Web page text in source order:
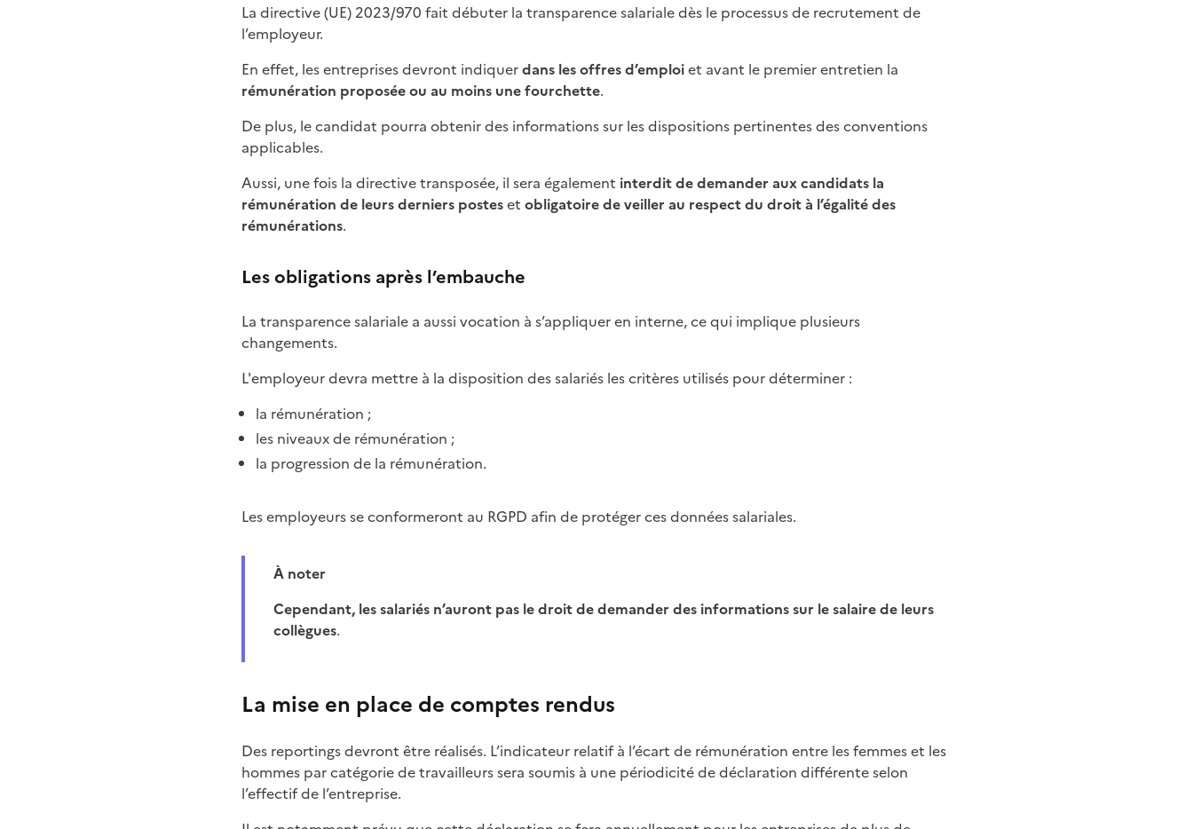
La directive (UE) 2023/970 fait débuter la transparence salariale dès le processus de recrutement de
l’employeur.
En effet, les entreprises devront indiquerdans les offres d’emploiet avant le premier entretien la
rémunération proposée ou au moins une fourchette.
De plus, le candidat pourra obtenir des informations sur les dispositions pertinentes des conventions
applicables.
Aussi, une fois la directive transposée, il sera également interdit de demander aux candidats la
rémunération de leurs derniers posteset obligatoire de veiller au respect du droit à l’égalité des
rémunérations.
Les obligations après l’embauche
La transparence salariale a aussi vocation à s’appliquer en interne, ce qui implique plusieurs
changements.
L'employeur devra mettre à la disposition des salariés les critères utilisés pour déterminer :
la rémunération ;
les niveaux de rémunération ;
la progression de la rémunération.
Les employeurs se conformeront au RGPD afin de protéger ces données salariales.
À noter
Cependant, les salariés n’auront pas le droit de demander des informations sur le salaire de leurs
collègues.
La mise en place de comptes rendus
Des reportings devront être réalisés. L’indicateur relatif à l’écart de rémunération entre les femmes et les
hommes par catégorie de travailleurs sera soumis à une périodicité de déclaration différente selon
l’effectif de l’entreprise.